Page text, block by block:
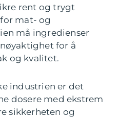
rent og trygt
mat- og
må ingredienser
for å
og kvalitet.
industrien er det
dosere med ekstrem
sikkerheten og